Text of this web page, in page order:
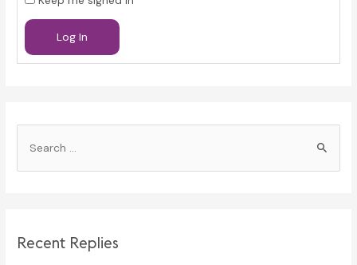
Log In
h
Recent Replies